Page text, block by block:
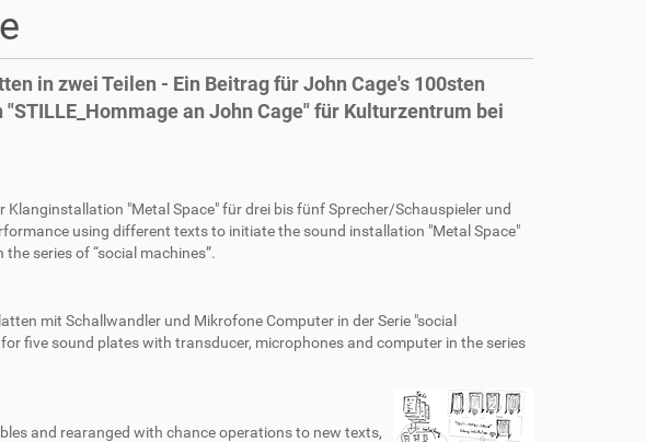
in zwei Teilen - Ein Beitrag für John Cage's 100sten
an John Cage" für Kulturzentrum bei
"Metal Space" für drei bis fünf Sprecher/Schauspieler und
using different texts to initiate the sound installation "Metal Space"
series of “social machines”.
mit Schallwandler und Mikrofone Computer in der Serie "social
five sound plates with transducer, microphones and computer in the series
and rearanged with chance operations to new texts,